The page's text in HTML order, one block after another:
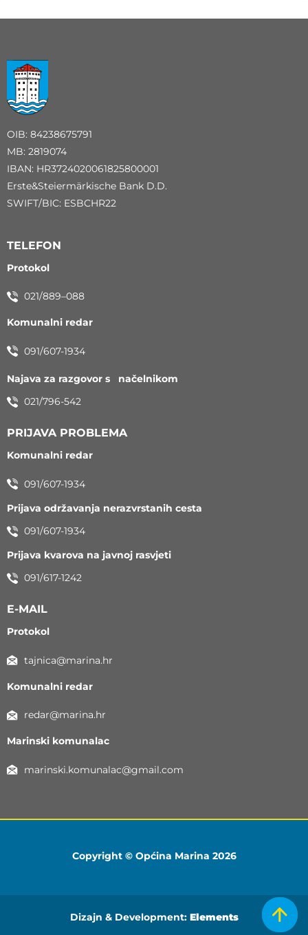
OIB: 84238675791
MB: 2819074
IBAN: HR3724020061825800001
Erste&Steiermärkische Bank D.D.
SWIFT/BIC: ESBCHR22
TELEFON
Protokol
021/889–088
Komunalni redar
091/607-1934
Najava za razgovor s načelnikom
021/796-542
PRIJAVA PROBLEMA
Komunalni redar
091/607-1934
Prijava održavanja nerazvrstanih cesta
091/607-1934
Prijava kvarova na javnoj rasvjeti
091/617-1242
E-MAIL
Protokol
tajnica@marina.hr
Komunalni redar
redar@marina.hr
Marinski komunalac
marinski.komunalac@gmail.com
Copyright © Općina Marina 2026
Dizajn & Development: Elements